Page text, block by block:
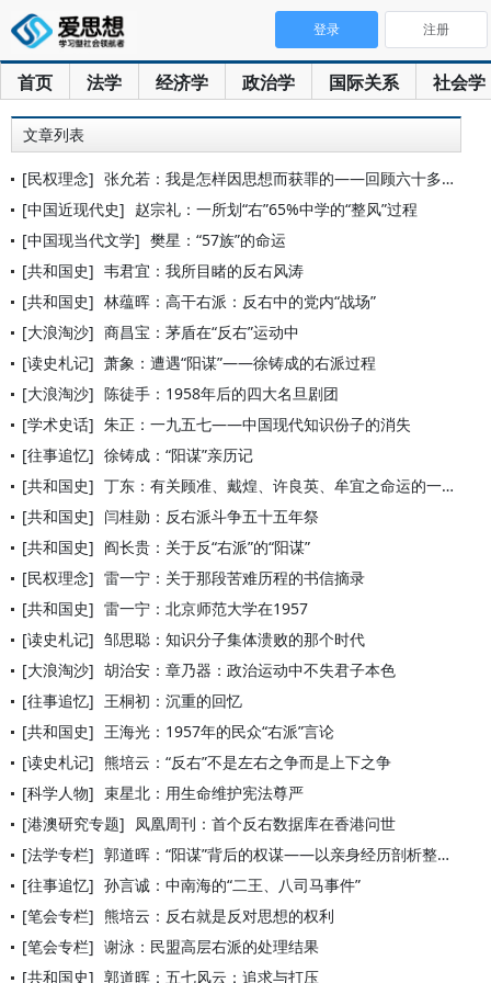
首页 法学 经济学 政治学 国际关系 社会学
登录 注册
文章列表
[民权理念] 张允若：我是怎样因思想而获罪的——回顾六十多年前的一段经历
[中国近现代史] 赵宗礼：一所划“右”65%中学的“整风”过程
[中国现当代文学] 樊星：“57族”的命运
[共和国史] 韦君宜：我所目睹的反右风涛
[共和国史] 林蕴晖：高干右派：反右中的党内“战场”
[大浪淘沙] 商昌宝：茅盾在“反右”运动中
[读史札记] 萧象：遭遇“阳谋”——徐铸成的右派过程
[大浪淘沙] 陈徒手：1958年后的四大名旦剧团
[学术史话] 朱正：一九五七——中国现代知识份子的消失
[往事追忆] 徐铸成：“阳谋”亲历记
[共和国史] 丁东：有关顾准、戴煌、许良英、牟宜之命运的一份史料
[共和国史] 闫桂勋：反右派斗争五十五年祭
[共和国史] 阎长贵：关于反“右派”的“阳谋”
[民权理念] 雷一宁：关于那段苦难历程的书信摘录
[共和国史] 雷一宁：北京师范大学在1957
[读史札记] 邹思聪：知识分子集体溃败的那个时代
[大浪淘沙] 胡治安：章乃器：政治运动中不失君子本色
[往事追忆] 王桐初：沉重的回忆
[共和国史] 王海光：1957年的民众“右派”言论
[读史札记] 熊培云：“反右”不是左右之争而是上下之争
[科学人物] 束星北：用生命维护宪法尊严
[港澳研究专题] 凤凰周刊：首个反右数据库在香港问世
[法学专栏] 郭道晖：“阳谋”背后的权谋——以亲身经历剖析整风反右运动
[往事追忆] 孙言诚：中南海的“二王、八司马事件”
[笔会专栏] 熊培云：反右就是反对思想的权利
[笔会专栏] 谢泳：民盟高层右派的处理结果
[共和国史] 郭道晖：五七风云：追求与打压